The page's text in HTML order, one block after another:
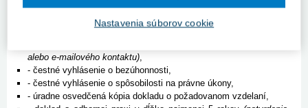
Zoznam požadovaných dokladov:
- písomná žiadosť o účasť na výberovom konaní,
alebo e-mailového kontaktu),
- čestné vyhlásenie o bezúhonnosti,
- čestné vyhlásenie o spôsobilosti na právne úkony,
- úradne osvedčená kópia dokladu o požadovanom vzdelaní,
Nastavenia súborov cookie